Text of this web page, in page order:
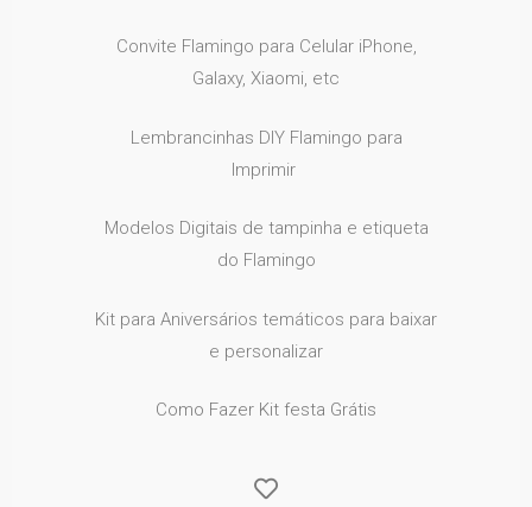
Convite Flamingo para Celular iPhone,
Galaxy, Xiaomi, etc
Lembrancinhas DIY Flamingo para
Imprimir
Modelos Digitais de tampinha e etiqueta
do Flamingo
Kit para Aniversários temáticos para baixar
e personalizar
Como Fazer Kit festa Grátis